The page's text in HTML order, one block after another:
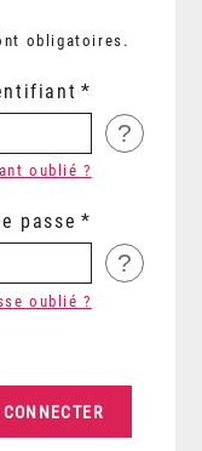
obligatoires.
?
oublié ?
passe
?
oublié ?